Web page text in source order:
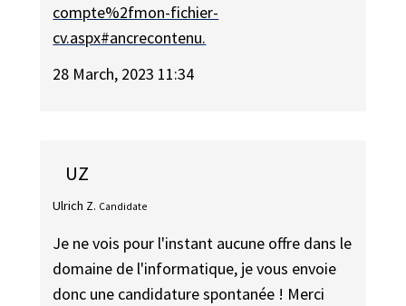
compte%2fmon-fichier-
cv.aspx#ancrecontenu.
28 March, 2023 11:34
UZ
Ulrich Z. Candidate
Je ne vois pour l'instant aucune offre dans le
domaine de l'informatique, je vous envoie
donc une candidature spontanée ! Merci